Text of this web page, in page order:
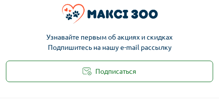
Узнавайте первым об акциях и скидках
Подпишитесь на нашу e-mail рассылку
Подписаться